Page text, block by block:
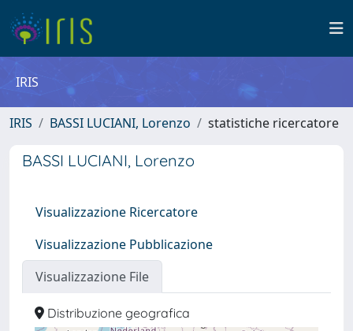
IRIS
IRIS BASSI LUCIANI, Lorenzo statistiche ricercatore
BASSI LUCIANI, Lorenzo
Visualizzazione Ricercatore
Visualizzazione Pubblicazione
Visualizzazione File
Distribuzione geografica